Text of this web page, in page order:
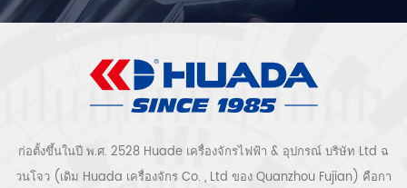
ก่อตั้งขึ้นในปี พ.ศ. 2528 Huade เครื่องจักรไฟฟ้า & อุปกรณ์ บริษัท Ltd ฉ
วนโจว (เดิม Huada เครื่องจักร Co. , Ltd ของ Quanzhou Fujian) คือกา